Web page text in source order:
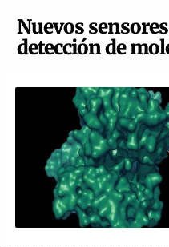
Nuevos
detección de